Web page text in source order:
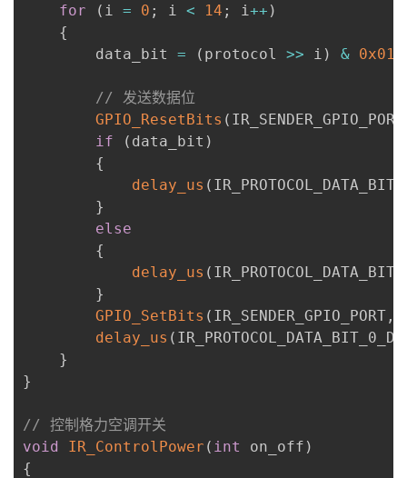
for
( i = 0 ; i < 14 ; i ++ )
{
        data_bit
= ( protocol >> i ) & 0x01
// 发送数据位
GPIO_ResetBits ( IR_SENDER_GPIO_PORT
if
( data_bit )
{
delay_us (
}
else
{
delay_us (
}
GPIO_SetBits ( IR_SENDER_GPIO_PORT ,
delay_us (
}
}
// 控制格力空调开关
void
IR_ControlPower ( int on_off )
{